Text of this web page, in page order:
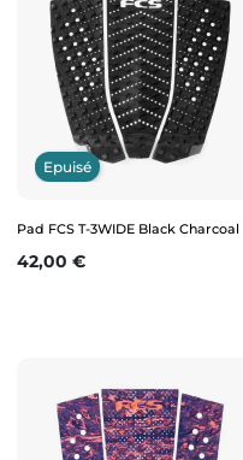
Epuisé
Pad FCS T-3WIDE Black Charcoal
Prix
42,00 €